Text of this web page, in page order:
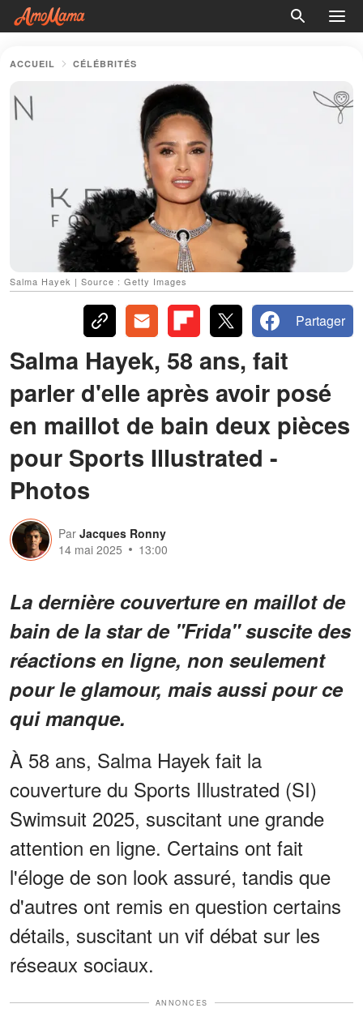
ACCUEIL CÉLÉBRITÉS
Salma Hayek | Source : Getty Images
Partager
Salma Hayek, 58 ans, fait
parler d'elle après avoir posé
en maillot de bain deux pièces
pour Sports Illustrated -
Photos
Par Jacques Ronny
14 mai 2025
13:00
La dernière couverture en maillot de
bain de la star de "Frida" suscite des
réactions en ligne, non seulement
pour le glamour, mais aussi pour ce
qui manque.
À 58 ans, Salma Hayek fait la
couverture du Sports Illustrated (SI)
Swimsuit 2025, suscitant une grande
attention en ligne. Certains ont fait
l'éloge de son look assuré, tandis que
d'autres ont remis en question certains
détails, suscitant un vif débat sur les
réseaux sociaux.
ANNONCES